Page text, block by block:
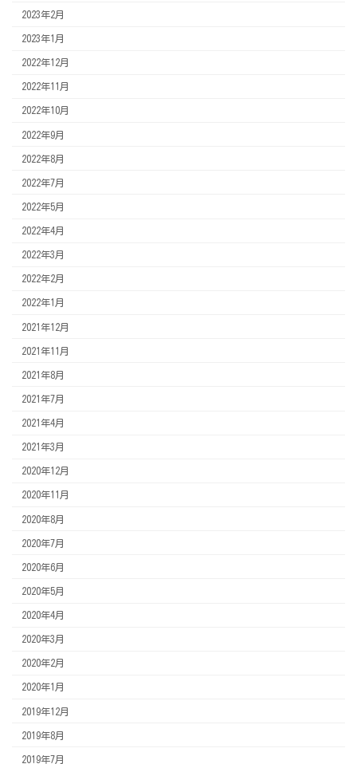
2023年2月
2023年1月
2022年12月
2022年11月
2022年10月
2022年9月
2022年8月
2022年7月
2022年5月
2022年4月
2022年3月
2022年2月
2022年1月
2021年12月
2021年11月
2021年8月
2021年7月
2021年4月
2021年3月
2020年12月
2020年11月
2020年8月
2020年7月
2020年6月
2020年5月
2020年4月
2020年3月
2020年2月
2020年1月
2019年12月
2019年8月
2019年7月